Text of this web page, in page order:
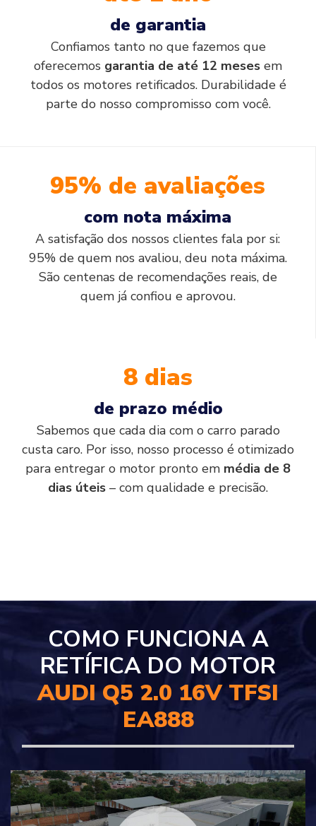
de garantia
Confiamos tanto no que fazemos que
oferecemos garantia de até 12 meses em
todos os motores retificados. Durabilidade é
parte do nosso compromisso com você.
95% de avaliações
com nota máxima
A satisfação dos nossos clientes fala por si:
95% de quem nos avaliou, deu nota máxima.
São centenas de recomendações reais, de
quem já confiou e aprovou.
8 dias
de prazo médio
Sabemos que cada dia com o carro parado
custa caro. Por isso, nosso processo é otimizado
para entregar o motor pronto em média de 8
dias úteis – com qualidade e precisão.
COMO FUNCIONA A
RETÍFICA DO MOTOR
AUDI Q5 2.0 16V TFSI
EA888